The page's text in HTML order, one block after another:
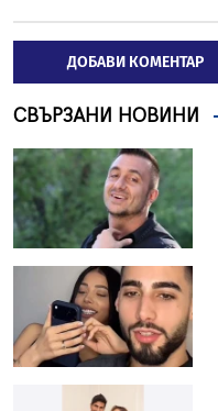
ДОБАВИ КОМЕНТАР
СВЪРЗАНИ НОВИНИ